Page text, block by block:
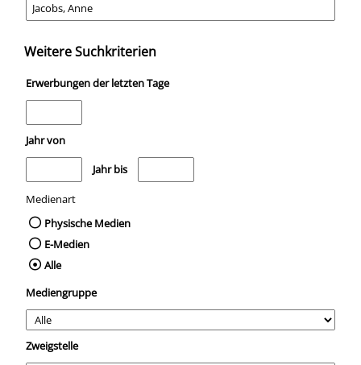
Weitere Suchkriterien
Erwerbungen der letzten Tage
Jahr von
Medien anzeigen, die nach dem Jahr veröffentlicht wurden
Jahr bis
Medienart
Physische Medien
E-Medien
Alle
Mediengruppe
Zweigstelle